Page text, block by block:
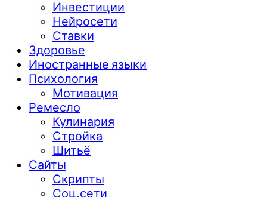
Инвестиции
Нейросети
Ставки
Здоровье
Иностранные языки
Психология
Мотивация
Ремесло
Кулинария
Стройка
Шитьё
Сайты
Скрипты
Соц.сети